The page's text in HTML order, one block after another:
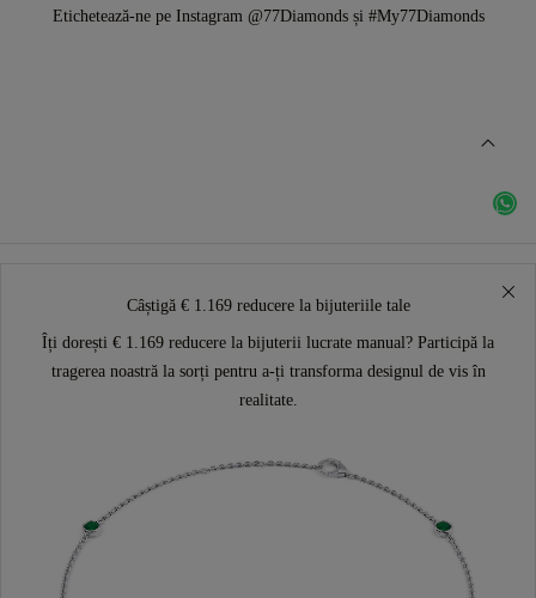
Etichetează-ne pe Instagram @77Diamonds și #My77Diamonds
Câștigă € 1.169 reducere la bijuteriile tale
Îți dorești € 1.169 reducere la bijuterii lucrate manual? Participă la
tragerea noastră la sorți pentru a-ți transforma designul de vis în
realitate.